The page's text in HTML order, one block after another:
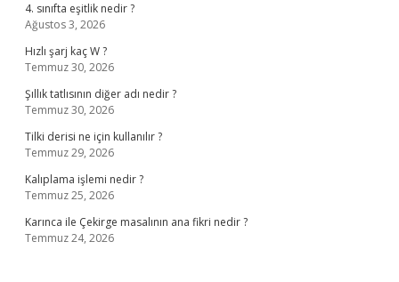
4. sınıfta eşitlik nedir ?
Ağustos 3, 2026
Hızlı şarj kaç W ?
Temmuz 30, 2026
Şıllık tatlısının diğer adı nedir ?
Temmuz 30, 2026
Tilki derisi ne için kullanılır ?
Temmuz 29, 2026
Kalıplama işlemi nedir ?
Temmuz 25, 2026
Karınca ile Çekirge masalının ana fikri nedir ?
Temmuz 24, 2026